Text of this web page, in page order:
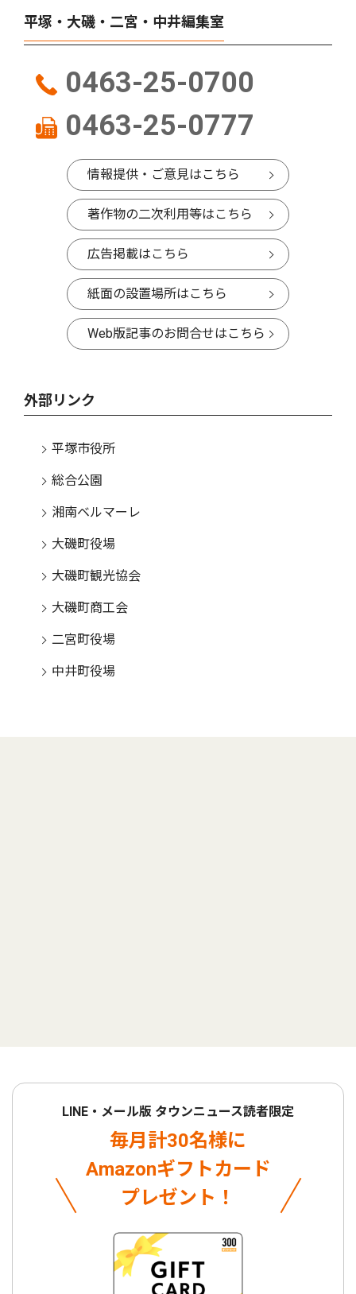
平塚・大磯・二宮・中井編集室
0463-25-0700
0463-25-0777
情報提供・ご意見はこちら
著作物の二次利用等はこちら
広告掲載はこちら
紙面の設置場所はこちら
Web版記事のお問合せはこちら
外部リンク
平塚市役所
総合公園
湘南ベルマーレ
大磯町役場
大磯町観光協会
大磯町商工会
二宮町役場
中井町役場
LINE・メール版 タウンニュース読者限定
毎月計30名様に
Amazonギフトカード
プレゼント！